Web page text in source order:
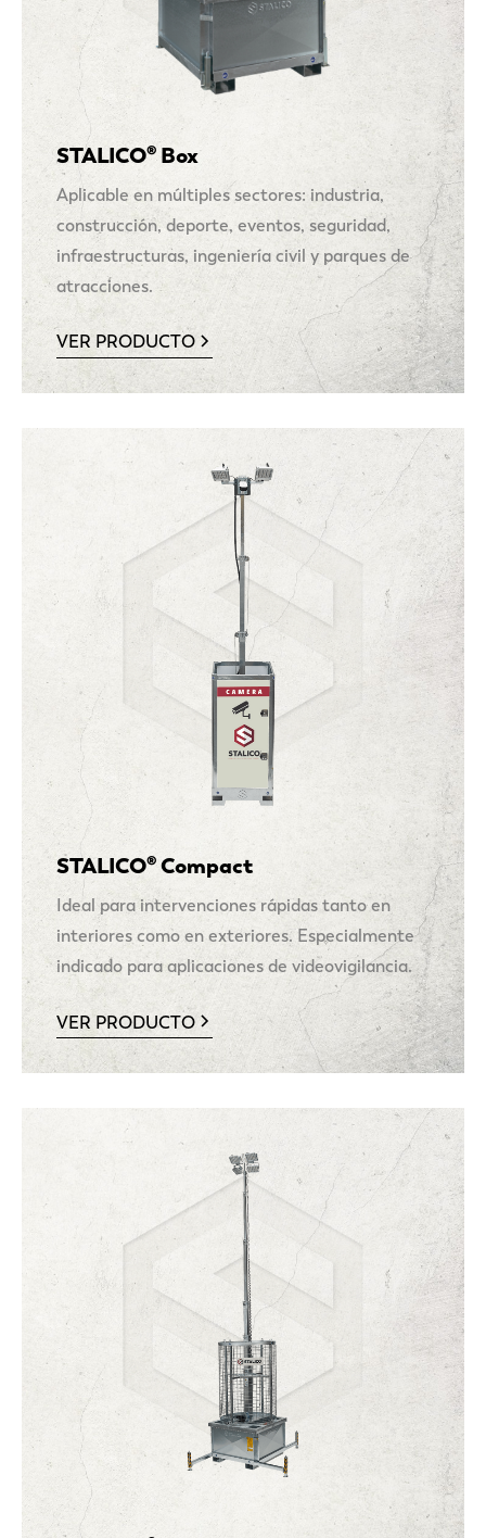
STALICO® Box
Aplicable en múltiples sectores: industria,
construcción, deporte, eventos, seguridad,
infraestructuras, ingeniería civil y parques de
atracciones.
VER PRODUCTO
STALICO® Compact
Ideal para intervenciones rápidas tanto en
interiores como en exteriores. Especialmente
indicado para aplicaciones de videovigilancia.
VER PRODUCTO